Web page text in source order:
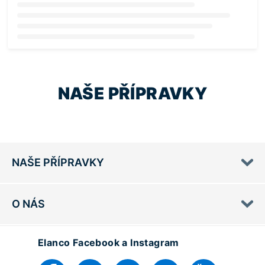
NAŠE PŘÍPRAVKY
NAŠE PŘÍPRAVKY
O NÁS
Elanco Facebook a Instagram